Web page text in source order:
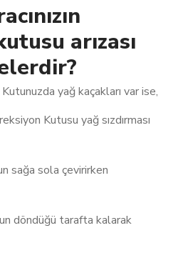
arızası
yağ kaçakları var ise,
Kutusu yağ sızdırması
sağa sola çevirirken
döndüğü tarafta kalarak